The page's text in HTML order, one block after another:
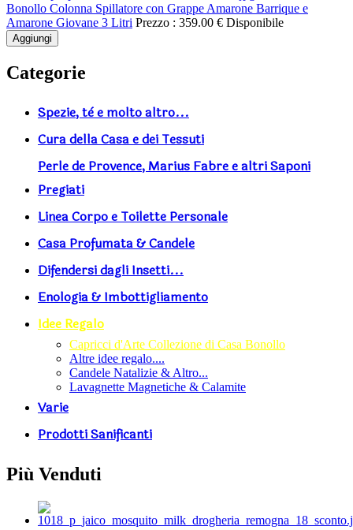
Bonollo Colonna Spillatore con Grappe Amarone Barrique e
Amarone Giovane 3 Litri Prezzo : 359.00 € Disponibile
Aggiungi
Categorie
Spezie, tè e molto altro...
Cura della Casa e dei Tessuti
Perle de Provence, Marius Fabre e altri Saponi
Pregiati
Linea Corpo e Toilette Personale
Casa Profumata & Candele
Difendersi dagli Insetti...
Enologia & Imbottigliamento
Idee Regalo
Capricci d'Arte Collezione di Casa Bonollo
Altre idee regalo....
Candele Natalizie & Altro...
Lavagnette Magnetiche & Calamite
Varie
Prodotti Sanificanti
Più Venduti